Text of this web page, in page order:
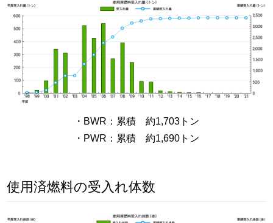
・BWR：累積 約1,703トン
・PWR：累積 約1,690トン
使用済燃料の受入れ体数